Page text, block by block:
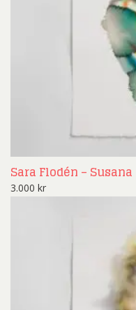
Sara Flodén – Susana
3.000 kr